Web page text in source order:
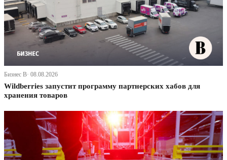
Бизнес В· 08.08.2026
Wildberries запустит программу партнерских хабов для
хранения товаров